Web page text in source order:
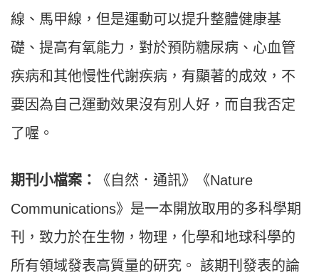
線、馬甲線，但是運動可以提升整體健康基
礎、提高有氧能力，對於預防糖尿病、心血管
疾病和其他慢性代謝疾病，有顯著的成效，不
要因為自己運動效果沒有別人好，而自我否定
了喔。
期刊小檔案：
《自然．通訊》《Nature
Communications》是一本開放取用的多科學期
刊，致力於在生物，物理，化學和地球科學的
所有領域發表高質量的研究。 該期刊發表的論